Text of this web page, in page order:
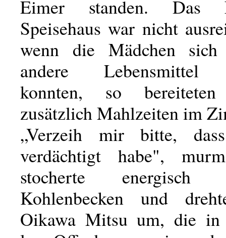
Eimer standen. Das
Speisehaus war nicht
wenn die Mädchen
andere Lebensmittel
konnten, so
zusätzlich Mahlzeiten im
„Verzeih mir bitte,
verdächtigt habe",
stocherte
Kohlenbecken und
Oikawa Mitsu um, die in